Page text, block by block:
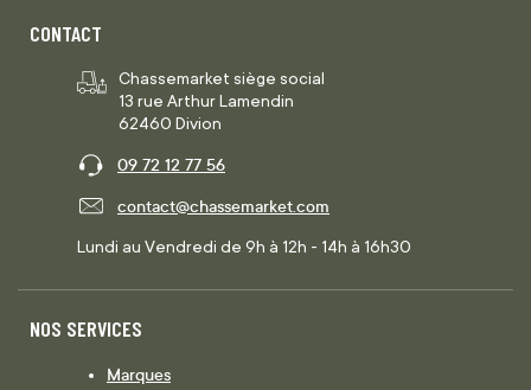
CONTACT
Chassemarket siège social
13 rue Arthur Lamendin
62460 Divion
09 72 12 77 56
contact@chassemarket.com
Lundi au Vendredi de 9h à 12h - 14h à 16h30
NOS SERVICES
Marques